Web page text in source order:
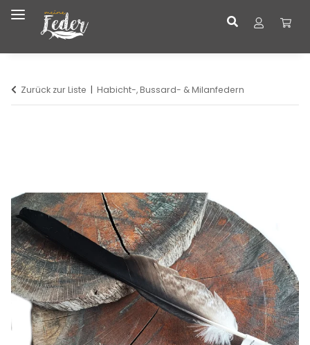
Zurück zur Liste Habicht-, Bussard- & Milanfedern